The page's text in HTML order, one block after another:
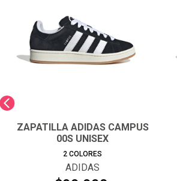
ZAPATILLA ADIDAS CAMPUS
00S UNISEX
2 COLORES
ADIDAS